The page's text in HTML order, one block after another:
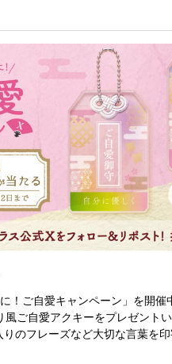
！ご自愛キャンペーン」を開催
ご自愛アクキーをプレゼントい
のフレーズなど大切な言葉を印